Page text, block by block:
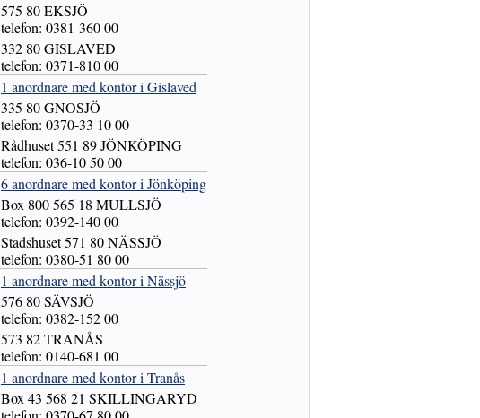
575 80 EKSJÖ
telefon: 0381-360 00
332 80 GISLAVED
telefon: 0371-810 00
1 anordnare med kontor i Gislaved
335 80 GNOSJÖ
telefon: 0370-33 10 00
Rådhuset 551 89 JÖNKÖPING
telefon: 036-10 50 00
6 anordnare med kontor i Jönköping
Box 800 565 18 MULLSJÖ
telefon: 0392-140 00
Stadshuset 571 80 NÄSSJÖ
telefon: 0380-51 80 00
1 anordnare med kontor i Nässjö
576 80 SÄVSJÖ
telefon: 0382-152 00
573 82 TRANÅS
telefon: 0140-681 00
1 anordnare med kontor i Tranås
Box 43 568 21 SKILLINGARYD